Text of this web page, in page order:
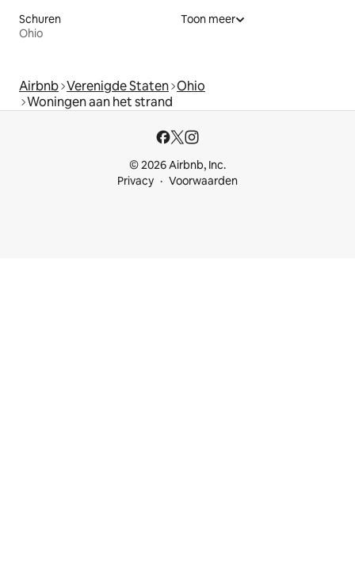
Schuren
Ohio
Toon meer
Airbnb Verenigde Staten Ohio
Woningen aan het strand
© 2026 Airbnb, Inc.
Privacy
Voorwaarden